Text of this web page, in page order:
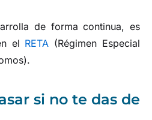
de forma continua, es
el RETA (Régimen Especial
si no te das de